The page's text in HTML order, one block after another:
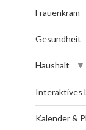
Frauenkram
Gesundheit
Haushalt
Interaktives
Kalender &